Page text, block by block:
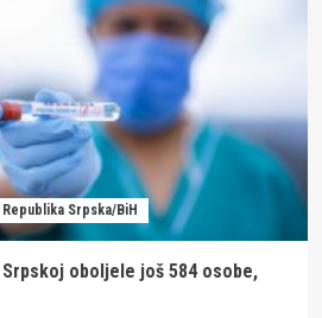
Republika Srpska/BiH
Srpskoj oboljele još 584 osobe,